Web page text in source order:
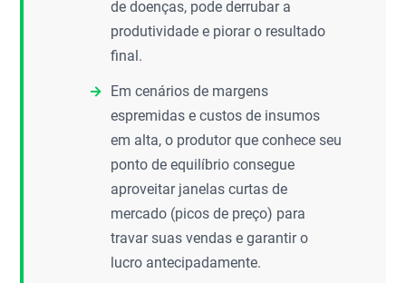
de doenças, pode derrubar a
produtividade e piorar o resultado
final.
Em cenários de margens
espremidas e custos de insumos
em alta, o produtor que conhece seu
ponto de equilíbrio consegue
aproveitar janelas curtas de
mercado (picos de preço) para
travar suas vendas e garantir o
lucro antecipadamente.